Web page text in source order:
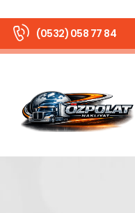
(0532) 058 77 84